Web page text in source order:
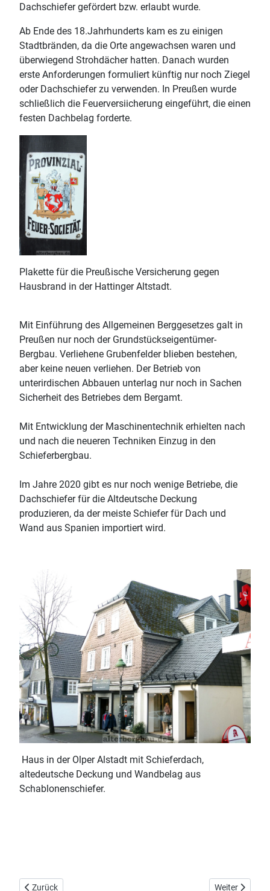
Dachschiefer gefördert bzw. erlaubt wurde.
Ab Ende des 18.Jahrhunderts kam es zu einigen
Stadtbränden, da die Orte angewachsen waren und
überwiegend Strohdächer hatten. Danach wurden
erste Anforderungen formuliert künftig nur noch Ziegel
oder Dachschiefer zu verwenden. In Preußen wurde
schließlich die Feuerversiicherung eingeführt, die einen
festen Dachbelag forderte.
Plakette für die Preußische Versicherung gegen
Hausbrand in der Hattinger Altstadt.
Mit Einführung des Allgemeinen Berggesetzes galt in
Preußen nur noch der Grundstückseigentümer-
Bergbau. Verliehene Grubenfelder blieben bestehen,
aber keine neuen verliehen. Der Betrieb von
unterirdischen Abbauen unterlag nur noch in Sachen
Sicherheit des Betriebes dem Bergamt.
Mit Entwicklung der Maschinentechnik erhielten nach
und nach die neueren Techniken Einzug in den
Schieferbergbau.
Im Jahre 2020 gibt es nur noch wenige Betriebe, die
Dachschiefer für die Altdeutsche Deckung
produzieren, da der meiste Schiefer für Dach und
Wand aus Spanien importiert wird.
Haus in der Olper Alstadt mit Schieferdach,
altedeutsche Deckung und Wandbelag aus
Schablonenschiefer.
Vorheriger Beitrag: Bleierz
Zurück Nächster
Weiter